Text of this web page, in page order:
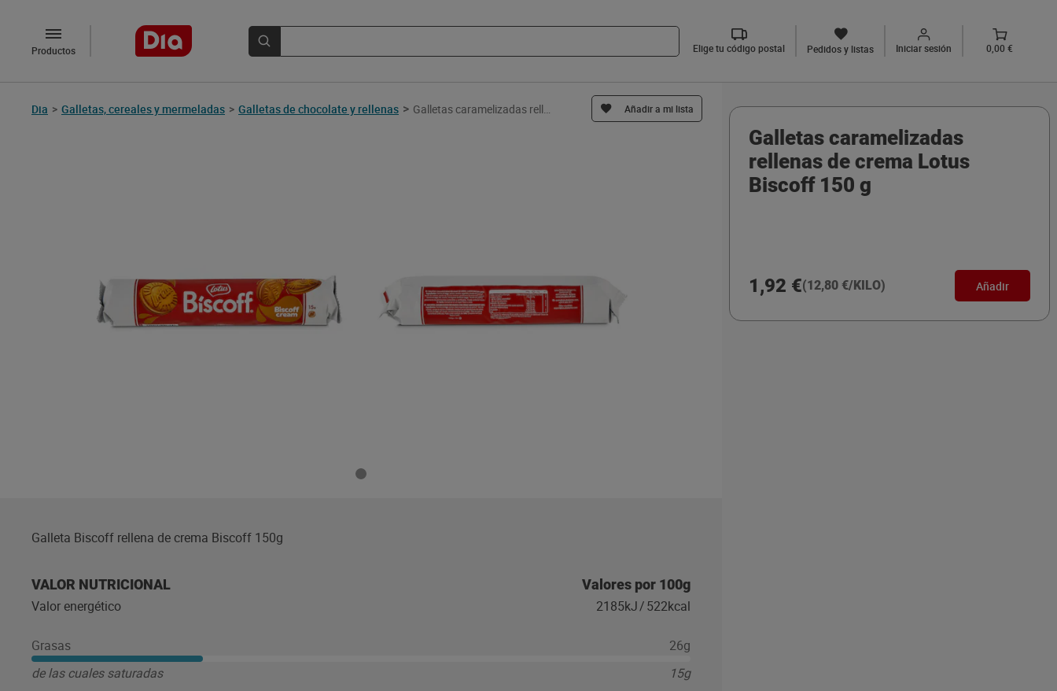
Productos Elige tu código postal Pedidos y listas Iniciar sesión 0,00 €
Dia > Galletas, cereales y mermeladas > Galletas de chocolate y rellenas > Añadir a mi lista
Galleta Biscoff rellena de crema Biscoff 150g
VALOR NUTRICIONAL Valores por 100g
Valor energético 2185kJ/522kcal
Grasas
26g
de las cuales saturadas
15g
Galletas caramelizadas
rellenas de crema Lotus
Biscoff 150 g
1,92 €(12,80 €/KILO) Añadir